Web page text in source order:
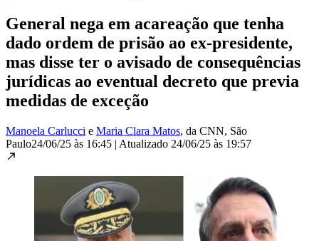
General nega em acareação que tenha
dado ordem de prisão ao ex-presidente,
mas disse ter o avisado de consequências
jurídicas ao eventual decreto que previa
medidas de exceção
Manoela Carlucci e Maria Clara Matos, da CNN, São
Paulo24/06/25 às 16:45 | Atualizado 24/06/25 às 19:57